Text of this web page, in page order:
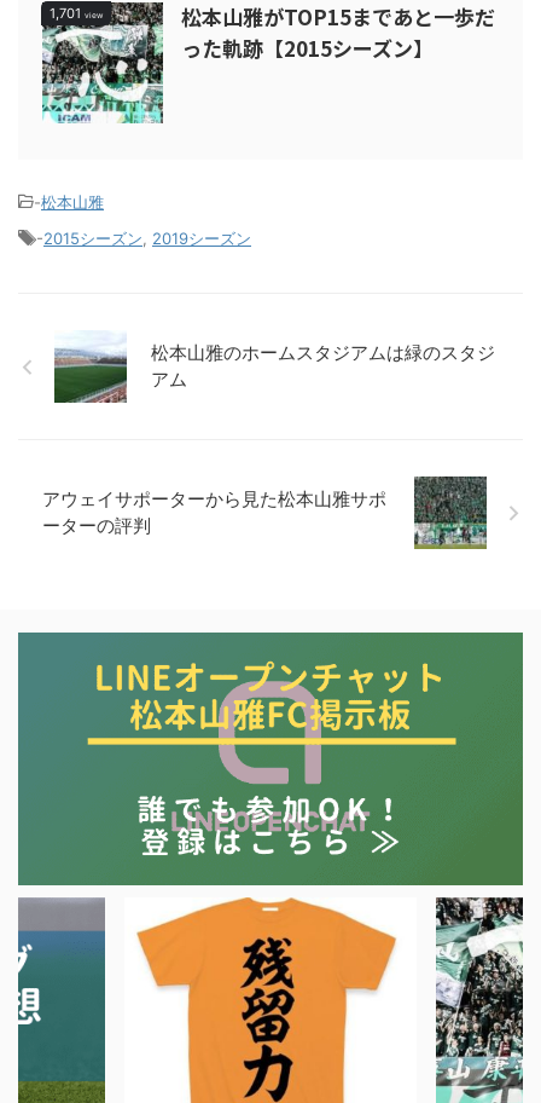
1,701 view
松本山雅がTOP15まであと一歩だ
った軌跡【2015シーズン】
-松本山雅
-2015シーズン 2019シーズン
松本山雅のホームスタジアムは緑のスタジ
アム
アウェイサポーターから見た松本山雅サポ
ーターの評判